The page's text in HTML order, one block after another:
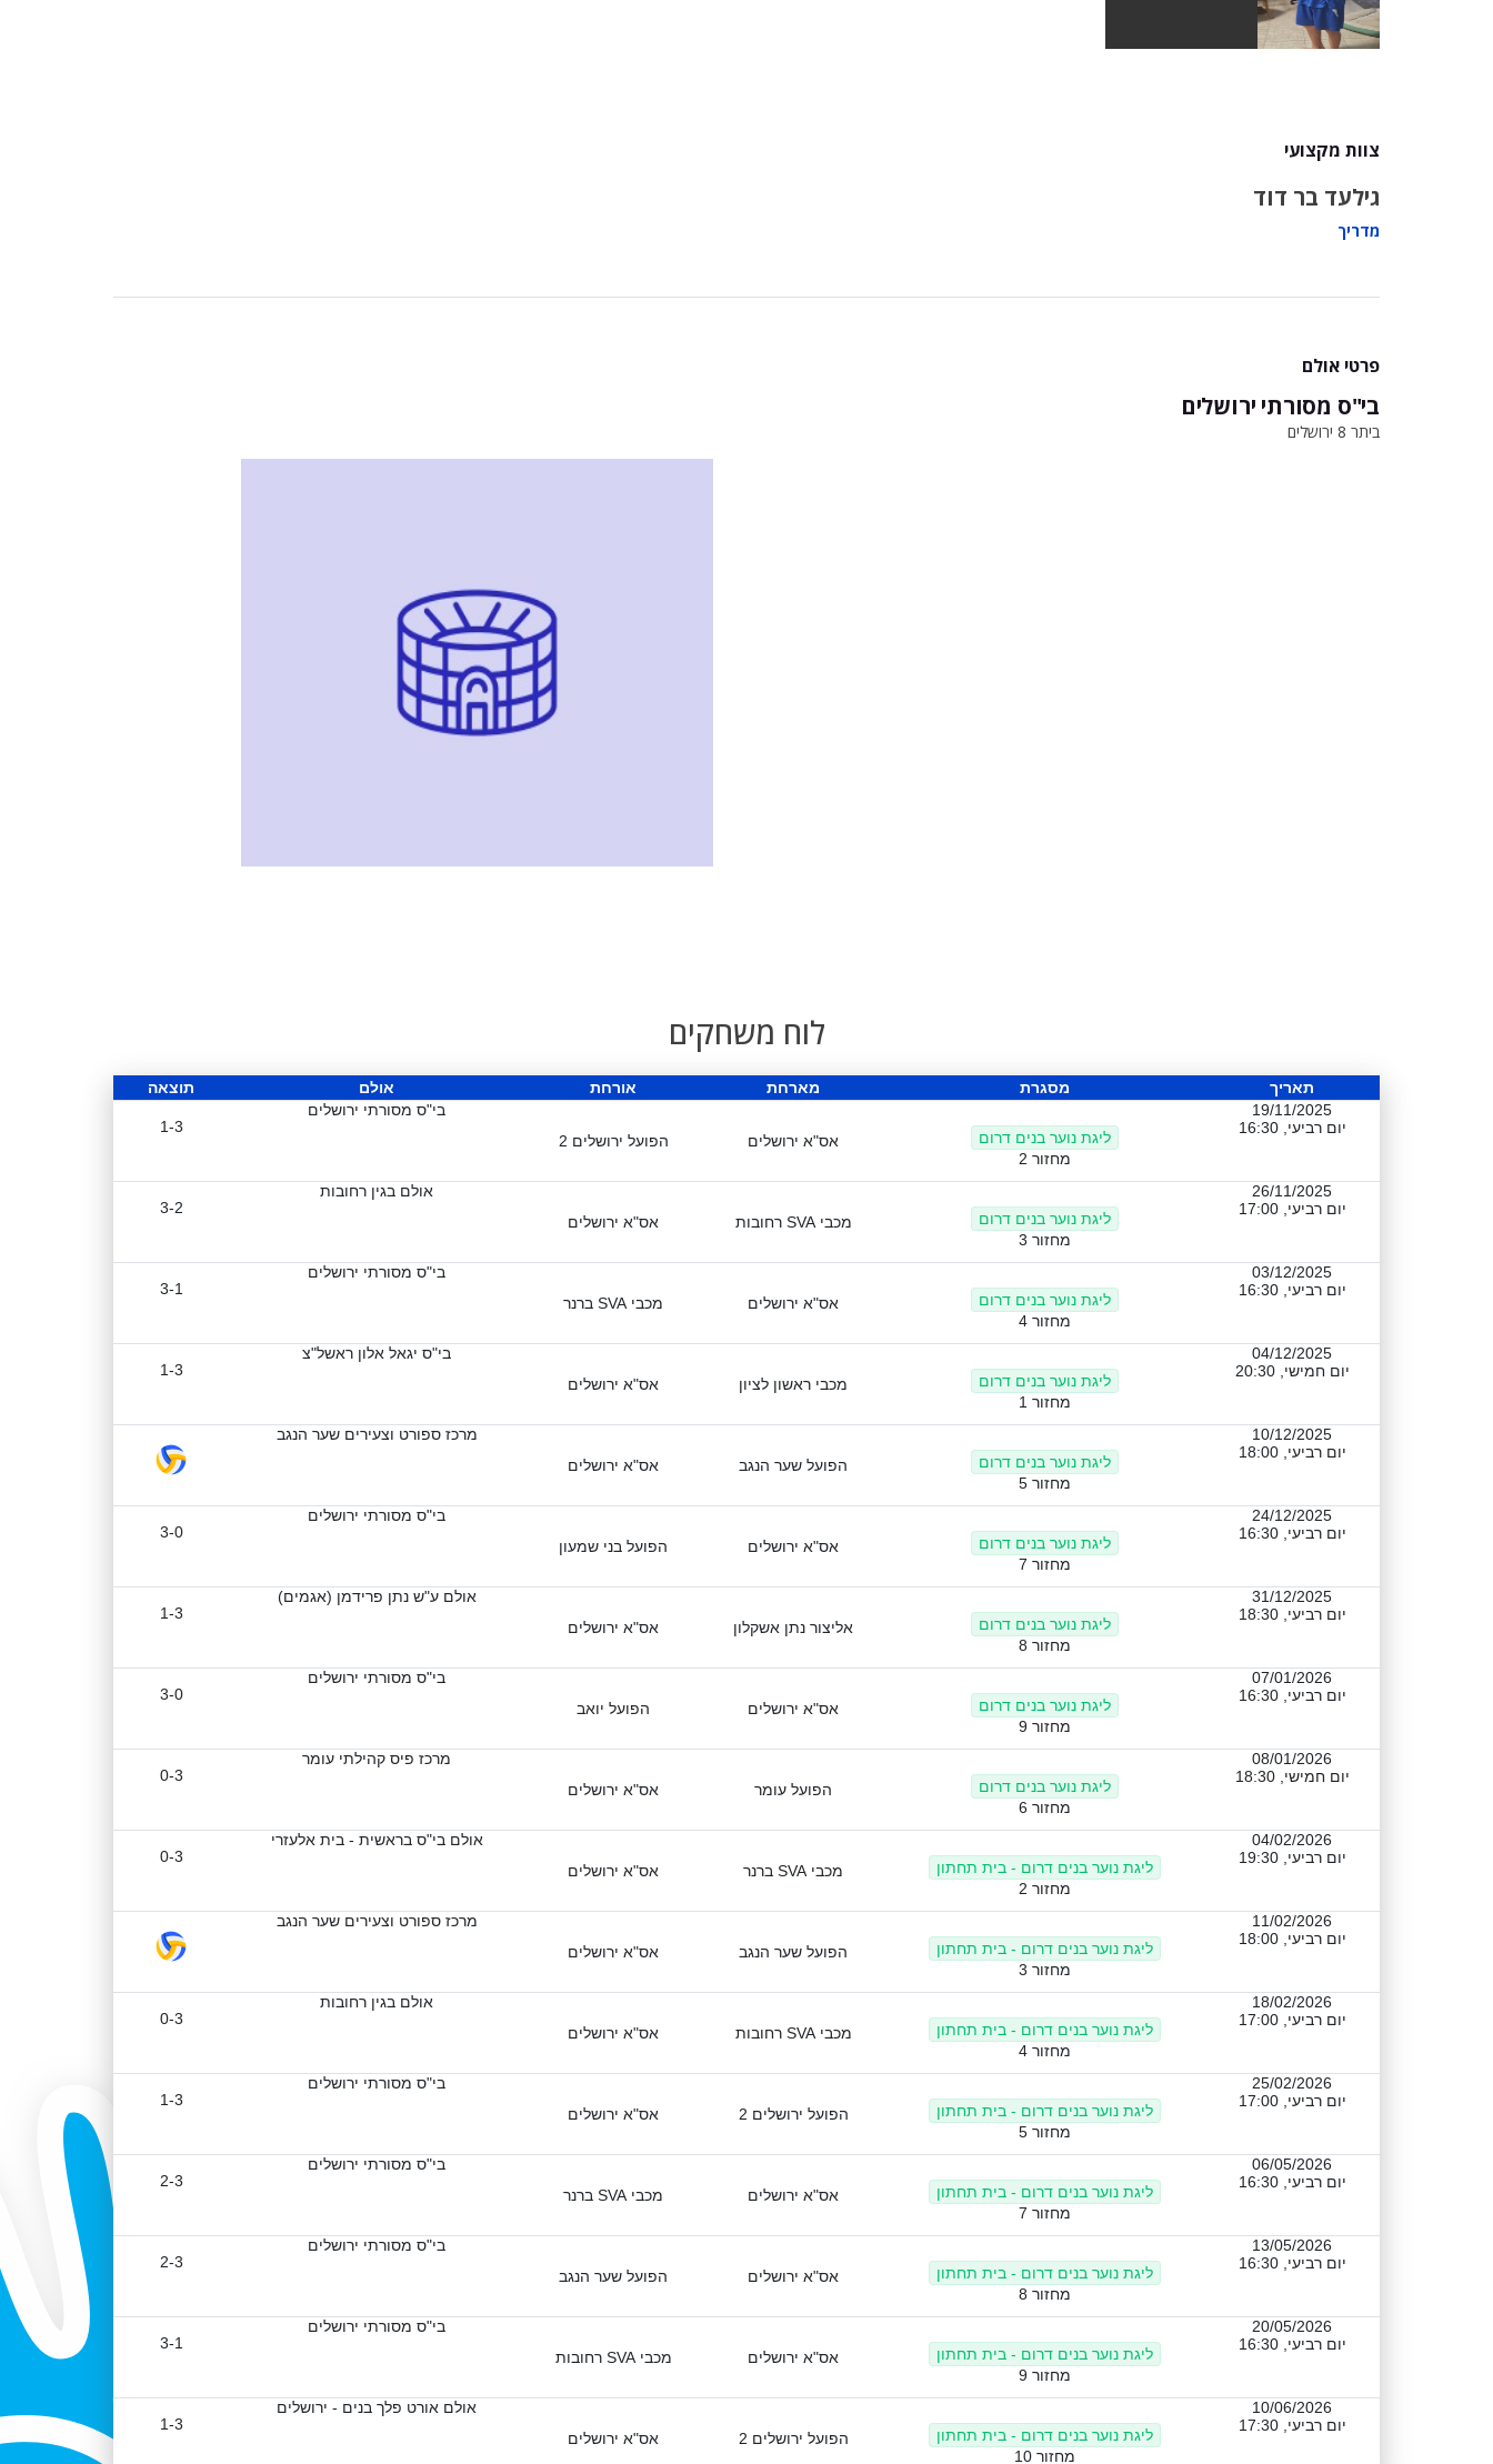
צוות מקצועי
גילעד בר דוד
מדריך
פרטי אולם
בי"ס מסורתי ירושלים
ביתר 8 ירושלים
לוח משחקים
תאריך מסגרת מארחת אורחת אולם
תוצאה
19/11/2025
יום רביעי, 16:30
ליגת נוער בנים דרום
מחזור 2
אס"א ירושלים הפועל ירושלים 2
בי"ס מסורתי ירושלים
1-3
26/11/2025
יום רביעי, 17:00
ליגת נוער בנים דרום
מחזור 3
מכבי SVA רחובות אס"א ירושלים
אולם בגין רחובות
3-2
03/12/2025
יום רביעי, 16:30
ליגת נוער בנים דרום
מחזור 4
אס"א ירושלים מכבי SVA ברנר
בי"ס מסורתי ירושלים
3-1
04/12/2025
יום חמישי, 20:30
ליגת נוער בנים דרום
מחזור 1
מכבי ראשון לציון אס"א ירושלים
בי"ס יגאל אלון ראשל"צ
1-3
10/12/2025
יום רביעי, 18:00
ליגת נוער בנים דרום
מחזור 5
הפועל שער הנגב אס"א ירושלים
מרכז ספורט וצעירים שער הנגב
24/12/2025
יום רביעי, 16:30
ליגת נוער בנים דרום
מחזור 7
אס"א ירושלים הפועל בני שמעון
בי"ס מסורתי ירושלים
3-0
31/12/2025
יום רביעי, 18:30
ליגת נוער בנים דרום
מחזור 8
אליצור נתן אשקלון אס"א ירושלים
אולם ע"ש נתן פרידמן (אגמים)
1-3
07/01/2026
יום רביעי, 16:30
ליגת נוער בנים דרום
מחזור 9
אס"א ירושלים הפועל יואב
בי"ס מסורתי ירושלים
3-0
08/01/2026
יום חמישי, 18:30
ליגת נוער בנים דרום
מחזור 6
הפועל עומר אס"א ירושלים
מרכז פיס קהילתי עומר
0-3
04/02/2026
יום רביעי, 19:30
ליגת נוער בנים דרום - בית תחתון
מחזור 2
מכבי SVA ברנר אס"א ירושלים
אולם בי"ס בראשית - בית אלעזרי
0-3
11/02/2026
יום רביעי, 18:00
ליגת נוער בנים דרום - בית תחתון
מחזור 3
הפועל שער הנגב אס"א ירושלים
מרכז ספורט וצעירים שער הנגב
18/02/2026
יום רביעי, 17:00
ליגת נוער בנים דרום - בית תחתון
מחזור 4
מכבי SVA רחובות אס"א ירושלים
אולם בגין רחובות
0-3
25/02/2026
יום רביעי, 17:00
ליגת נוער בנים דרום - בית תחתון
מחזור 5
הפועל ירושלים 2 אס"א ירושלים
בי"ס מסורתי ירושלים
1-3
06/05/2026
יום רביעי, 16:30
ליגת נוער בנים דרום - בית תחתון
מחזור 7
אס"א ירושלים מכבי SVA ברנר
בי"ס מסורתי ירושלים
2-3
13/05/2026
יום רביעי, 16:30
ליגת נוער בנים דרום - בית תחתון
מחזור 8
אס"א ירושלים הפועל שער הנגב
בי"ס מסורתי ירושלים
2-3
20/05/2026
יום רביעי, 16:30
ליגת נוער בנים דרום - בית תחתון
מחזור 9
אס"א ירושלים מכבי SVA רחובות
בי"ס מסורתי ירושלים
3-1
10/06/2026
יום רביעי, 17:30
ליגת נוער בנים דרום - בית תחתון
מחזור 10
הפועל ירושלים 2 אס"א ירושלים
אולם אורט פלך בנים - ירושלים
1-3